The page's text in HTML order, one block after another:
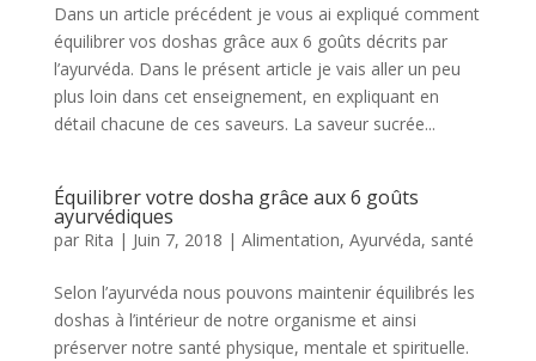
Dans un article précédent je vous ai expliqué comment
équilibrer vos doshas grâce aux 6 goûts décrits par
l’ayurvéda. Dans le présent article je vais aller un peu
plus loin dans cet enseignement, en expliquant en
détail chacune de ces saveurs. La saveur sucrée...
Équilibrer votre dosha grâce aux 6 goûts
ayurvédiques
par Rita | Juin 7, 2018 | Alimentation, Ayurvéda, santé
Selon l’ayurvéda nous pouvons maintenir équilibrés les
doshas à l’intérieur de notre organisme et ainsi
préserver notre santé physique, mentale et spirituelle.